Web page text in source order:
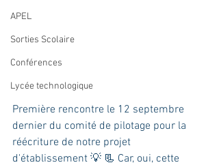
APEL
Sorties Scolaire
Conférences
Lycée technologique
Première rencontre le 12 septembre
dernier du comité de pilotage pour la
réécriture de notre projet
d'établissement 💡 📃 Car, oui, cette